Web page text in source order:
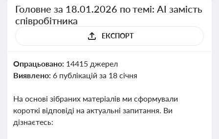
Головне за 18.01.2026 по темі: АІ замість
співробітника
ЕКСПОРТ
Опрацьовано: 14415 джерел
Виявлено: 6 публікацій за 18 січня
На основі зібраних матеріалів ми сформували
короткі відповіді на актуальні запитання. Ви
дізнаєтесь: